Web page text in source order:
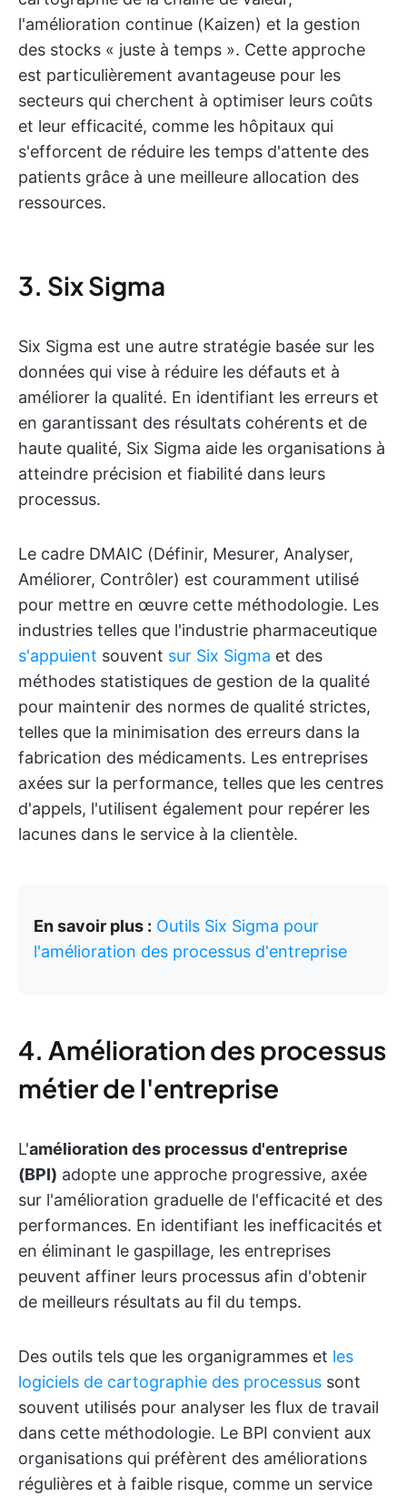
l'amélioration continue (Kaizen) et la gestion
des stocks « juste à temps ». Cette approche
est particulièrement avantageuse pour les
secteurs qui cherchent à optimiser leurs coûts
et leur efficacité, comme les hôpitaux qui
s'efforcent de réduire les temps d'attente des
patients grâce à une meilleure allocation des
ressources.
3. Six Sigma
Six Sigma est une autre stratégie basée sur les
données qui vise à réduire les défauts et à
améliorer la qualité. En identifiant les erreurs et
en garantissant des résultats cohérents et de
haute qualité, Six Sigma aide les organisations à
atteindre précision et fiabilité dans leurs
processus.
Le cadre DMAIC (Définir, Mesurer, Analyser,
Améliorer, Contrôler) est couramment utilisé
pour mettre en œuvre cette méthodologie. Les
industries telles que l'industrie pharmaceutique
s'appuient souvent sur Six Sigma et des
méthodes statistiques de gestion de la qualité
pour maintenir des normes de qualité strictes,
telles que la minimisation des erreurs dans la
fabrication des médicaments. Les entreprises
axées sur la performance, telles que les centres
d'appels, l'utilisent également pour repérer les
lacunes dans le service à la clientèle.
En savoir plus : Outils Six Sigma pour
l'amélioration des processus d'entreprise
4. Amélioration des processus
métier de l'entreprise
L'amélioration des processus d'entreprise
(BPI) adopte une approche progressive, axée
sur l'amélioration graduelle de l'efficacité et des
performances. En identifiant les inefficacités et
en éliminant le gaspillage, les entreprises
peuvent affiner leurs processus afin d'obtenir
de meilleurs résultats au fil du temps.
Des outils tels que les organigrammes et les
logiciels de cartographie des processus sont
souvent utilisés pour analyser les flux de travail
dans cette méthodologie. Le BPI convient aux
organisations qui préfèrent des améliorations
régulières et à faible risque, comme un service